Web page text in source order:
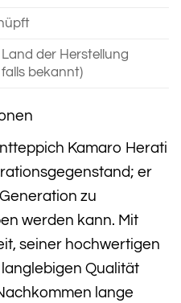
der Herstellung
bekannt)
Kamaro Herati
er
zu
werden kann. Mit
seiner hochwertigen
Qualität
lange